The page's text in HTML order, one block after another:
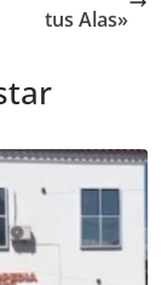
tus Alas»